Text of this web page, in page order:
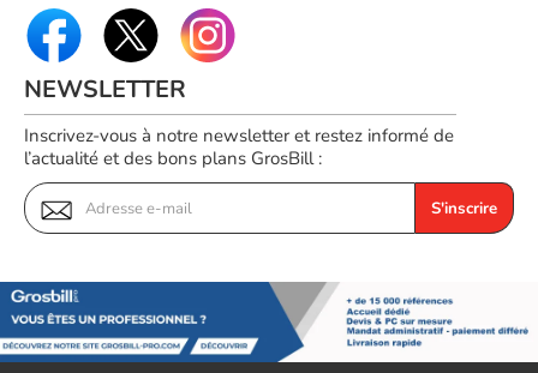
NEWSLETTER
Inscrivez-vous à notre newsletter et restez informé de
l’actualité et des bons plans GrosBill :
S'inscrire